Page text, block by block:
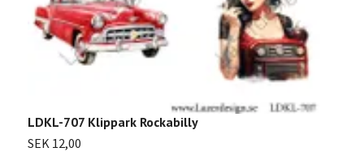
LDKL-707 Klippark Rockabilly
SEK 12,00